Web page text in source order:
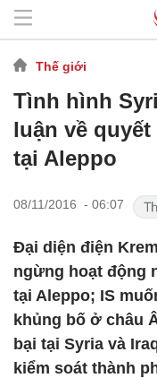
Thế giới
Tình hình
luận về
tại Aleppo
08/11/2016 - 06:07
Đại diện điện
ngừng hoạt động
tại Aleppo; IS
khủng bố ở châu
bại tại Syria và
kiểm soát thành